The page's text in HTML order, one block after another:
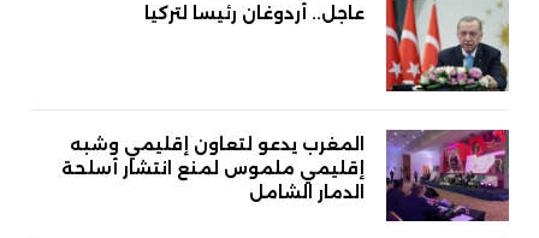
عاجل.. أردوغان رئيسا لتركيا
المغرب يدعو لتعاون إقليمي وشبه
إقليمي ملموس لمنع انتشار أسلحة
الدمار الشامل